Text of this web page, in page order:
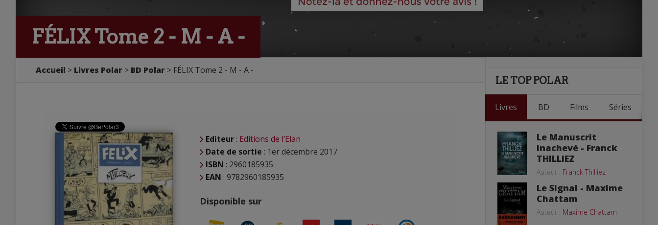
FÉLIX Tome 2 - M - A -
Accueil Livres Polar BD Polar FÉLIX Tome 2 - M - A -
Editeur : Editions de l’Elan
Date de sortie : 1er décembre 2017
ISBN : 2960185935
EAN : 9782960185935
Disponible sur
LE TOP POLAR
Livres BD Films Séries
Le Manuscrit
inachevé - Franck
THILLIEZ
Auteur : Franck Thilliez
Le Signal - Maxime
Chattam
Auteur : Maxime Chattam